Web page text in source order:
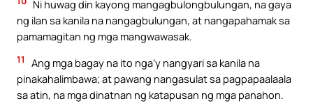
Ni huwag din kayong mangagbulongbulungan, na gaya
ng ilan sa kanila na nangagbulungan, at nangapahamak sa
pamamagitan ng mga mangwawasak.
11
Ang mga bagay na ito nga’y nangyari sa kanila na
pinakahalimbawa; at pawang nangasulat sa pagpapaalaala
sa atin, na mga dinatnan ng katapusan ng mga panahon.